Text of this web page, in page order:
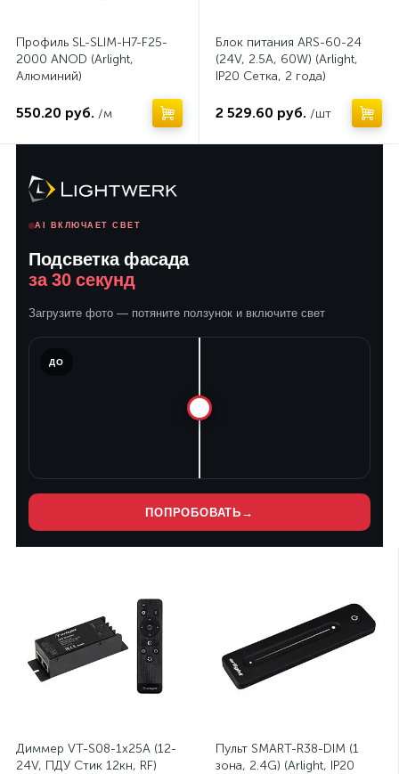
Профиль SL-SLIM-H7-F25-
2000 ANOD (Arlight,
Алюминий)
550.20 руб. /м
Блок питания ARS-60-24
(24V, 2.5A, 60W) (Arlight,
IP20 Сетка, 2 года)
2 529.60 руб. /шт
AI ВКЛЮЧАЕТ СВЕТ
Подсветка фасада
за 30 секунд
Загрузите фото — потяните ползунок и включите свет
ДО
ПОПРОБОВАТЬ →
Диммер VT-S08-1x25A (12-
24V, ПДУ Стик 12кн, RF)
Пульт SMART-R38-DIM (1
зона, 2.4G) (Arlight, IP20